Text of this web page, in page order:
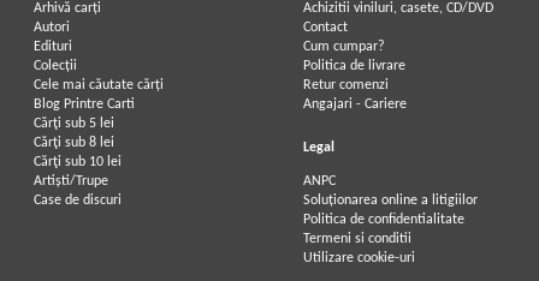
Arhivă carți
Autori
Edituri
Colecții
Cele mai căutate cărți
Blog Printre Carti
Cărţi sub 5 lei
Cărţi sub 8 lei
Cărţi sub 10 lei
Artiști/Trupe
Case de discuri
Achizitii viniluri, casete, CD/DVD
Contact
Cum cumpar?
Politica de livrare
Retur comenzi
Angajari - Cariere
Legal
ANPC
Soluționarea online a litigiilor
Politica de confidentialitate
Termeni si conditii
Utilizare cookie-uri